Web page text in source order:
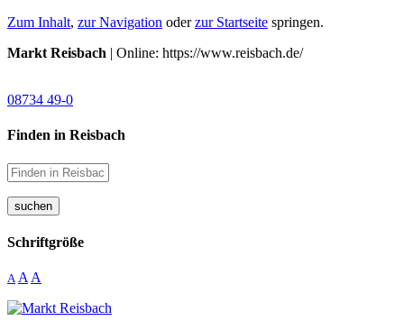
Zum Inhalt, zur Navigation oderzur Startseite springen.
Markt Reisbach | Online: https://www.reisbach.de/
08734 49-0
Finden in Reisbach
suchen
Schriftgröße
A A A